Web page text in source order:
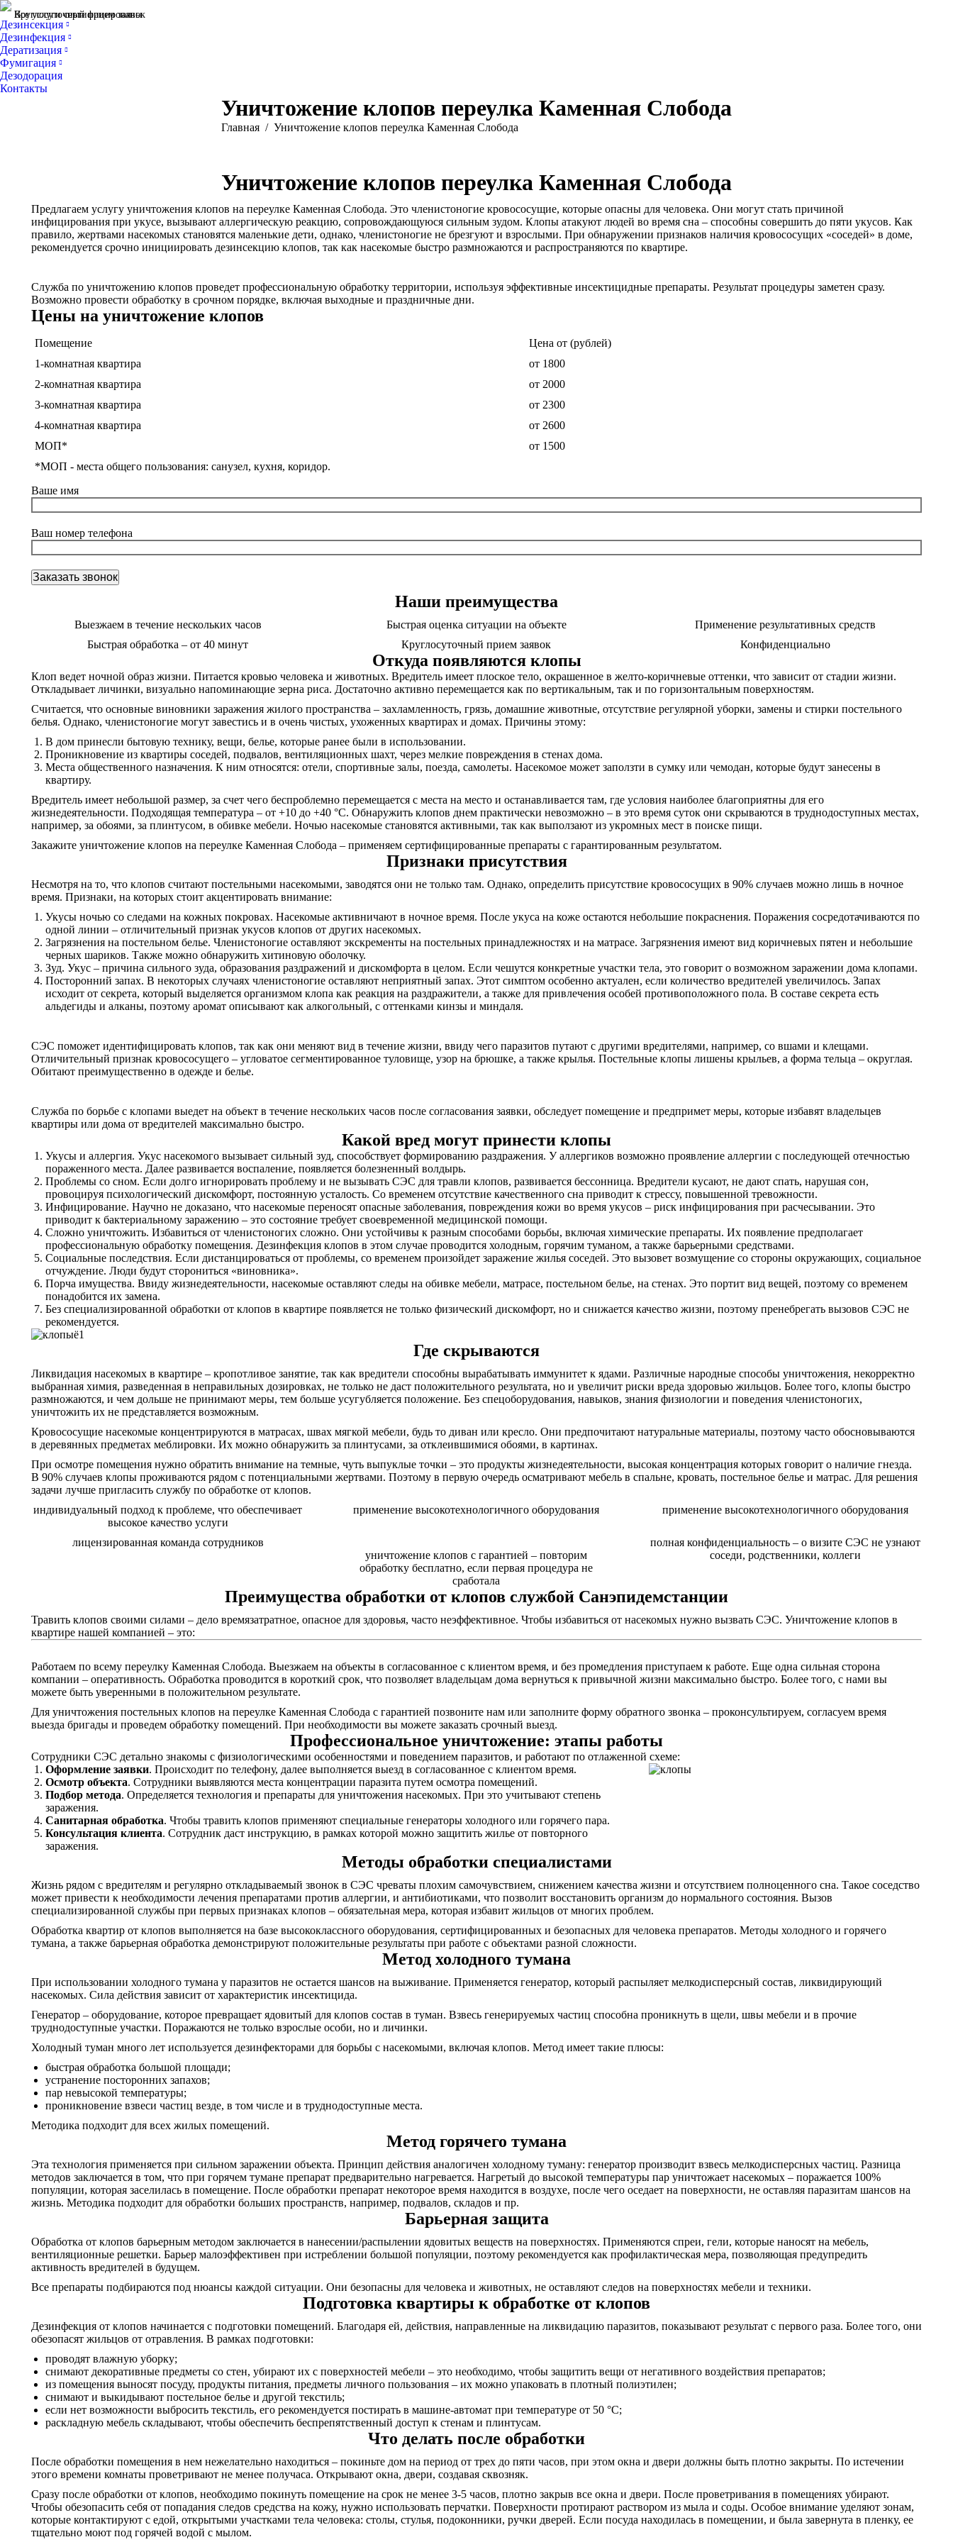
Все услуги сертифицированы
Круглосуточный прием заявок
Дезинсекция
Дезинфекция
Дератизация
Фумигация
Дезодорация
Контакты
Уничтожение клопов переулка Каменная Слобода
Вы здесь:
Главная Уничтожение клопов переулка Каменная Слобода
Уничтожение клопов переулка Каменная Слобода
Предлагаем услугу уничтожения клопов на переулке Каменная Слобода. Это членистоногие кровососущие, которые опасны для человека. Они могут стать причиной
инфицирования при укусе, вызывают аллергическую реакцию, сопровождающуюся сильным зудом. Клопы атакуют людей во время сна – способны совершить до пяти укусов. Как
правило, жертвами насекомых становятся маленькие дети, однако, членистоногие не брезгуют и взрослыми. При обнаружении признаков наличия кровососущих «соседей» в доме,
рекомендуется срочно инициировать дезинсекцию клопов, так как насекомые быстро размножаются и распространяются по квартире.
Служба по уничтожению клопов проведет профессиональную обработку территории, используя эффективные инсектицидные препараты. Результат процедуры заметен сразу.
Возможно провести обработку в срочном порядке, включая выходные и праздничные дни.
Цены на уничтожение клопов
Помещение
Цена от (рублей)
1-комнатная квартира
от 1800
2-комнатная квартира
от 2000
3-комнатная квартира
от 2300
4-комнатная квартира
от 2600
МОП*
от 1500
*МОП - места общего пользования: санузел, кухня, коридор.
Ваше имя
Ваш номер телефона
Наши преимущества
Выезжаем в течение нескольких часов Быстрая оценка ситуации на объекте
Применение результативных средств
Быстрая обработка – от 40 минут
Круглосуточный прием заявок Конфиденциально
Откуда появляются клопы
Клоп ведет ночной образ жизни. Питается кровью человека и животных. Вредитель имеет плоское тело, окрашенное в желто-коричневые оттенки, что зависит от стадии жизни.
Откладывает личинки, визуально напоминающие зерна риса. Достаточно активно перемещается как по вертикальным, так и по горизонтальным поверхностям.
Считается, что основные виновники заражения жилого пространства – захламленность, грязь, домашние животные, отсутствие регулярной уборки, замены и стирки постельного
белья. Однако, членистоногие могут завестись и в очень чистых, ухоженных квартирах и домах. Причины этому:
В дом принесли бытовую технику, вещи, белье, которые ранее были в использовании.
Проникновение из квартиры соседей, подвалов, вентиляционных шахт, через мелкие повреждения в стенах дома.
Места общественного назначения. К ним относятся: отели, спортивные залы, поезда, самолеты. Насекомое может заползти в сумку или чемодан, которые будут занесены в
квартиру.
Вредитель имеет небольшой размер, за счет чего беспроблемно перемещается с места на место и останавливается там, где условия наиболее благоприятны для его
жизнедеятельности. Подходящая температура – от +10 до +40 °С. Обнаружить клопов днем практически невозможно – в это время суток они скрываются в труднодоступных местах,
например, за обоями, за плинтусом, в обивке мебели. Ночью насекомые становятся активными, так как выползают из укромных мест в поиске пищи.
Закажите уничтожение клопов на переулке Каменная Слобода – применяем сертифицированные препараты с гарантированным результатом.
Признаки присутствия
Несмотря на то, что клопов считают постельными насекомыми, заводятся они не только там. Однако, определить присутствие кровососущих в 90% случаев можно лишь в ночное
время. Признаки, на которых стоит акцентировать внимание:
Укусы ночью со следами на кожных покровах. Насекомые активничают в ночное время. После укуса на коже остаются небольшие покраснения. Поражения сосредотачиваются по
одной линии – отличительный признак укусов клопов от других насекомых.
Загрязнения на постельном белье. Членистоногие оставляют экскременты на постельных принадлежностях и на матрасе. Загрязнения имеют вид коричневых пятен и небольшие
черных шариков. Также можно обнаружить хитиновую оболочку.
Зуд. Укус – причина сильного зуда, образования раздражений и дискомфорта в целом. Если чешутся конкретные участки тела, это говорит о возможном заражении дома клопами.
Посторонний запах. В некоторых случаях членистоногие оставляют неприятный запах. Этот симптом особенно актуален, если количество вредителей увеличилось. Запах
исходит от секрета, который выделяется организмом клопа как реакция на раздражители, а также для привлечения особей противоположного пола. В составе секрета есть
альдегиды и алканы, поэтому аромат описывают как алкогольный, с оттенками кинзы и миндаля.
СЭС поможет идентифицировать клопов, так как они меняют вид в течение жизни, ввиду чего паразитов путают с другими вредителями, например, со вшами и клещами.
Отличительный признак кровососущего – угловатое сегментированное туловище, узор на брюшке, а также крылья. Постельные клопы лишены крыльев, а форма тельца – округлая.
Обитают преимущественно в одежде и белье.
Служба по борьбе с клопами выедет на объект в течение нескольких часов после согласования заявки, обследует помещение и предпримет меры, которые избавят владельцев
квартиры или дома от вредителей максимально быстро.
Какой вред могут принести клопы
Укусы и аллергия. Укус насекомого вызывает сильный зуд, способствует формированию раздражения. У аллергиков возможно проявление аллергии с последующей отечностью
пораженного места. Далее развивается воспаление, появляется болезненный волдырь.
Проблемы со сном. Если долго игнорировать проблему и не вызывать СЭС для травли клопов, развивается бессонница. Вредители кусают, не дают спать, нарушая сон,
провоцируя психологический дискомфорт, постоянную усталость. Со временем отсутствие качественного сна приводит к стрессу, повышенной тревожности.
Инфицирование. Научно не доказано, что насекомые переносят опасные заболевания, повреждения кожи во время укусов – риск инфицирования при расчесывании. Это
приводит к бактериальному заражению – это состояние требует своевременной медицинской помощи.
Сложно уничтожить. Избавиться от членистоногих сложно. Они устойчивы к разным способами борьбы, включая химические препараты. Их появление предполагает
профессиональную обработку помещения. Дезинфекция клопов в этом случае проводится холодным, горячим туманом, а также барьерными средствами.
Социальные последствия. Если дистанцироваться от проблемы, со временем произойдет заражение жилья соседей. Это вызовет возмущение со стороны окружающих, социальное
отчуждение. Люди будут сторониться «виновника».
Порча имущества. Ввиду жизнедеятельности, насекомые оставляют следы на обивке мебели, матрасе, постельном белье, на стенах. Это портит вид вещей, поэтому со временем
понадобится их замена.
Без специализированной обработки от клопов в квартире появляется не только физический дискомфорт, но и снижается качество жизни, поэтому пренебрегать вызовов СЭС не
рекомендуется.
Где скрываются
Ликвидация насекомых в квартире – кропотливое занятие, так как вредители способны вырабатывать иммунитет к ядами. Различные народные способы уничтожения, некорректно
выбранная химия, разведенная в неправильных дозировках, не только не даст положительного результата, но и увеличит риски вреда здоровью жильцов. Более того, клопы быстро
размножаются, и чем дольше не принимают меры, тем больше усугубляется положение. Без спецоборудования, навыков, знания физиологии и поведения членистоногих,
уничтожить их не представляется возможным.
Кровососущие насекомые концентрируются в матрасах, швах мягкой мебели, будь то диван или кресло. Они предпочитают натуральные материалы, поэтому часто обосновываются
в деревянных предметах меблировки. Их можно обнаружить за плинтусами, за отклеившимися обоями, в картинах.
При осмотре помещения нужно обратить внимание на темные, чуть выпуклые точки – это продукты жизнедеятельности, высокая концентрация которых говорит о наличие гнезда.
В 90% случаев клопы проживаются рядом с потенциальными жертвами. Поэтому в первую очередь осматривают мебель в спальне, кровать, постельное белье и матрас. Для решения
задачи лучше пригласить службу по обработке от клопов.
индивидуальный подход к проблеме, что обеспечивает
высокое качество услуги
применение высокотехнологичного оборудования применение высокотехнологичного оборудования
лицензированная команда сотрудников
уничтожение клопов с гарантией – повторим
обработку бесплатно, если первая процедура не
сработала
полная конфиденциальность – о визите СЭС не узнают
соседи, родственники, коллеги
Преимущества обработки от клопов службой Санэпидемстанции
Травить клопов своими силами – дело времязатратное, опасное для здоровья, часто неэффективное. Чтобы избавиться от насекомых нужно вызвать СЭС. Уничтожение клопов в
квартире нашей компанией – это:
Работаем по всему переулку Каменная Слобода. Выезжаем на объекты в согласованное с клиентом время, и без промедления приступаем к работе. Еще одна сильная сторона
компании – оперативность. Обработка проводится в короткий срок, что позволяет владельцам дома вернуться к привычной жизни максимально быстро. Более того, с нами вы
можете быть уверенными в положительном результате.
Для уничтожения постельных клопов на переулке Каменная Слобода с гарантией позвоните нам или заполните форму обратного звонка – проконсультируем, согласуем время
выезда бригады и проведем обработку помещений. При необходимости вы можете заказать срочный выезд.
Профессиональное уничтожение: этапы работы
Сотрудники СЭС детально знакомы с физиологическими особенностями и поведением паразитов, и работают по отлаженной схеме:
Оформление заявки. Происходит по телефону, далее выполняется выезд в согласованное с клиентом время.
Осмотр объекта. Сотрудники выявляются места концентрации паразита путем осмотра помещений.
Подбор метода. Определяется технология и препараты для уничтожения насекомых. При это учитывают степень
заражения.
Санитарная обработка. Чтобы травить клопов применяют специальные генераторы холодного или горячего пара.
Консультация клиента. Сотрудник даст инструкцию, в рамках которой можно защитить жилье от повторного
заражения.
Методы обработки специалистами
Жизнь рядом с вредителям и регулярно откладываемый звонок в СЭС чреваты плохим самочувствием, снижением качества жизни и отсутствием полноценного сна. Такое соседство
может привести к необходимости лечения препаратами против аллергии, и антибиотиками, что позволит восстановить организм до нормального состояния. Вызов
специализированной службы при первых признаках клопов – обязательная мера, которая избавит жильцов от многих проблем.
Обработка квартир от клопов выполняется на базе высококлассного оборудования, сертифицированных и безопасных для человека препаратов. Методы холодного и горячего
тумана, а также барьерная обработка демонстрируют положительные результаты при работе с объектами разной сложности.
Метод холодного тумана
При использовании холодного тумана у паразитов не остается шансов на выживание. Применяется генератор, который распыляет мелкодисперсный состав, ликвидирующий
насекомых. Сила действия зависит от характеристик инсектицида.
Генератор – оборудование, которое превращает ядовитый для клопов состав в туман. Взвесь генерируемых частиц способна проникнуть в щели, швы мебели и в прочие
труднодоступные участки. Поражаются не только взрослые особи, но и личинки.
Холодный туман много лет используется дезинфекторами для борьбы с насекомыми, включая клопов. Метод имеет такие плюсы:
быстрая обработка большой площади;
устранение посторонних запахов;
пар невысокой температуры;
проникновение взвеси частиц везде, в том числе и в труднодоступные места.
Методика подходит для всех жилых помещений.
Метод горячего тумана
Эта технология применяется при сильном заражении объекта. Принцип действия аналогичен холодному туману: генератор производит взвесь мелкодисперсных частиц. Разница
методов заключается в том, что при горячем тумане препарат предварительно нагревается. Нагретый до высокой температуры пар уничтожает насекомых – поражается 100%
популяции, которая заселилась в помещение. После обработки препарат некоторое время находится в воздухе, после чего оседает на поверхности, не оставляя паразитам шансов на
жизнь. Методика подходит для обработки больших пространств, например, подвалов, складов и пр.
Барьерная защита
Обработка от клопов барьерным методом заключается в нанесении/распылении ядовитых веществ на поверхностях. Применяются спреи, гели, которые наносят на мебель,
вентиляционные решетки. Барьер малоэффективен при истреблении большой популяции, поэтому рекомендуется как профилактическая мера, позволяющая предупредить
активность вредителей в будущем.
Все препараты подбираются под нюансы каждой ситуации. Они безопасны для человека и животных, не оставляют следов на поверхностях мебели и техники.
Подготовка квартиры к обработке от клопов
Дезинфекция от клопов начинается с подготовки помещений. Благодаря ей, действия, направленные на ликвидацию паразитов, показывают результат с первого раза. Более того, они
обезопасят жильцов от отравления. В рамках подготовки:
проводят влажную уборку;
снимают декоративные предметы со стен, убирают их с поверхностей мебели – это необходимо, чтобы защитить вещи от негативного воздействия препаратов;
из помещения выносят посуду, продукты питания, предметы личного пользования – их можно упаковать в плотный полиэтилен;
снимают и выкидывают постельное белье и другой текстиль;
если нет возможности выбросить текстиль, его рекомендуется постирать в машине-автомат при температуре от 50 °C;
раскладную мебель складывают, чтобы обеспечить беспрепятственный доступ к стенам и плинтусам.
Что делать после обработки
После обработки помещения в нем нежелательно находиться – покиньте дом на период от трех до пяти часов, при этом окна и двери должны быть плотно закрыты. По истечении
этого времени комнаты проветривают не менее получаса. Открывают окна, двери, создавая сквозняк.
Сразу после обработки от клопов, необходимо покинуть помещение на срок не менее 3-5 часов, плотно закрыв все окна и двери. После проветривания в помещениях убирают.
Чтобы обезопасить себя от попадания следов средства на кожу, нужно использовать перчатки. Поверхности протирают раствором из мыла и соды. Особое внимание уделяют зонам,
которые контактируют с едой, открытыми участками тела человека: столы, стулья, подоконники, ручки дверей. Если посуда находилась в помещении, и была завернута в пленку, ее
тщательно моют под горячей водой с мылом.